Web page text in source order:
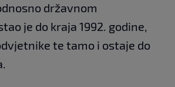
državnom
je do kraja 1992. godine,
te tamo i ostaje do